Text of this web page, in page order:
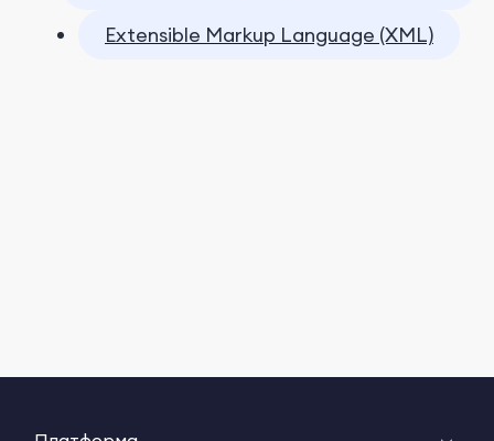
Extensible Markup Language (XML)